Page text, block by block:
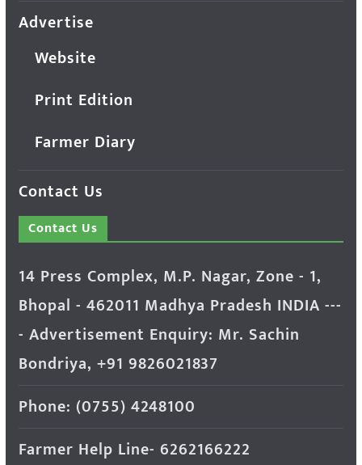
Advertise
Website
Print Edition
Farmer Diary
Contact Us
Contact Us
14 Press Complex, M.P. Nagar, Zone - 1,
Bhopal - 462011 Madhya Pradesh INDIA ---
- Advertisement Enquiry: Mr. Sachin
Bondriya, +91 9826021837
Phone: (0755) 4248100
Farmer Help Line- 6262166222